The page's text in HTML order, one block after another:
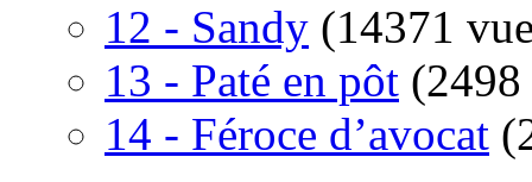
12 - Sandy (14371
13 - Paté en pôt (2498
14 - Féroce d’avocat